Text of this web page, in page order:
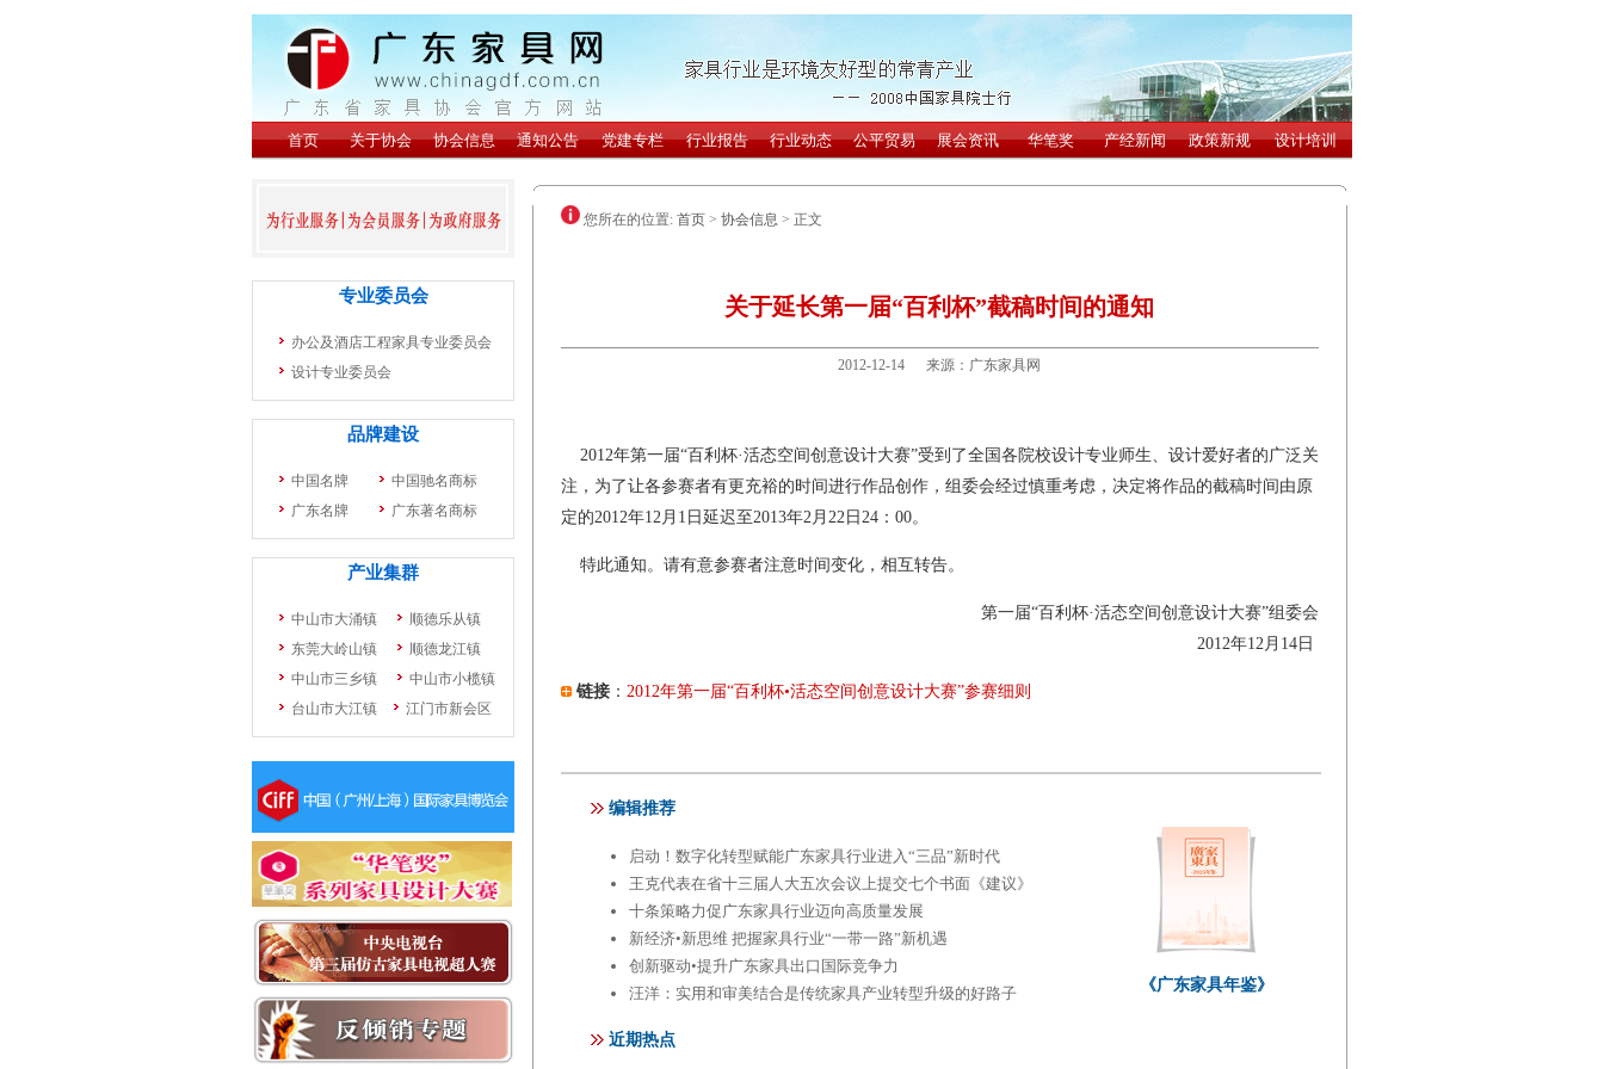
您所在的位置: 首页> 协会信息 > 正文
关于延长第一届“百利杯”截稿时间的通知
2012-12-14 来源：广东家具网
2012年第一届“百利杯·活态空间创意设计大赛”受到了全国各院校设计专业师生、设计爱好者的广泛关
注，为了让各参赛者有更充裕的时间进行作品创作，组委会经过慎重考虑，决定将作品的截稿时间由原
定的2012年12月1日延迟至2013年2月22日24：00。
特此通知。请有意参赛者注意时间变化，相互转告。
第一届“百利杯·活态空间创意设计大赛”组委会
2012年12月14日
链接： 2012年第一届“百利杯•活态空间创意设计大赛”参赛细则